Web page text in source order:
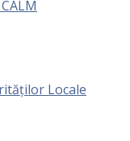
Locale